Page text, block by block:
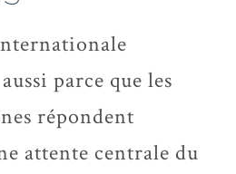
parce que les
répondent
attente centrale du